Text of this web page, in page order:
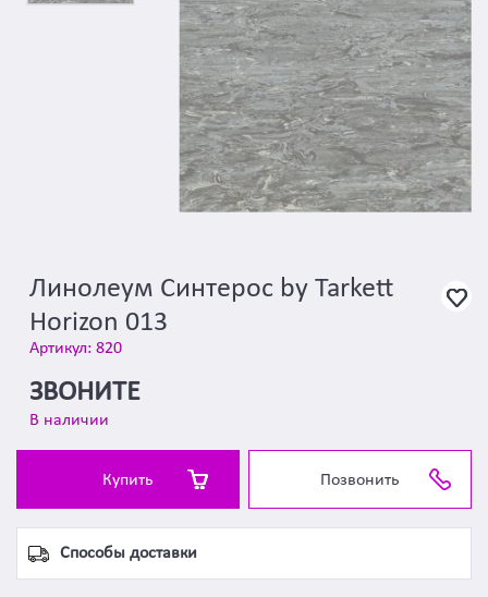
Линолеум Синтерос by Tarkett
Horizon 013
Артикул: 820
ЗВОНИТЕ
В наличии
Купить Позвонить
Способы доставки